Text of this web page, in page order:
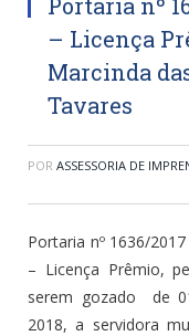
– Licença
Marcinda
Tavares
POR ASSESSORIA DE
Portaria nº 1636/
– Licença Prêmio,
serem gozado de
2018, a servidora